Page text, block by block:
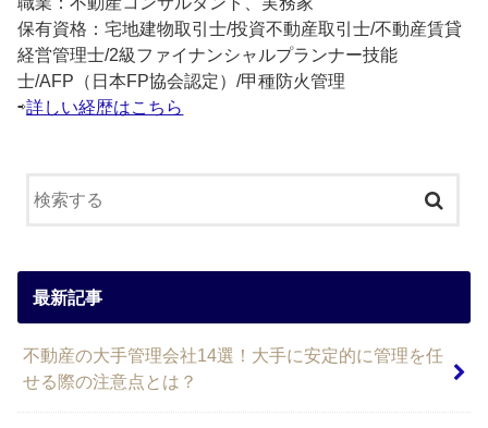
保有資格：宅地建物取引士/投資不動産取引士/不動産賃貸
経営管理士/2級ファイナンシャルプランナー技能
士/AFP（日本FP協会認定）/甲種防火管理
⇨詳しい経歴はこちら
最新記事
不動産の大手管理会社14選！大手に安定的に管理を任
せる際の注意点とは？